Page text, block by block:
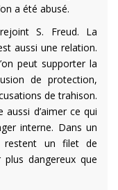
a été abusé.
S. Freud. La
aussi une relation.
peut supporter la
de protection,
de trahison.
aussi d’aimer ce qui
interne. Dans un
restent un filet de
dangereux que